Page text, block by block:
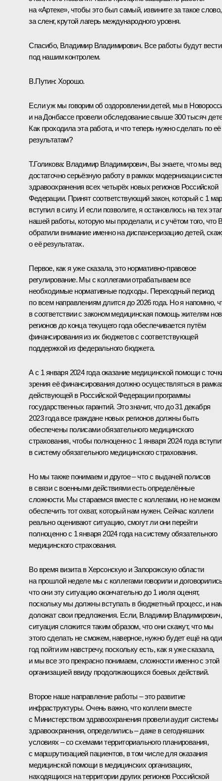
на «Артеке», чтобы это был самый, извините за такое слово,
за сленг, крутой лагерь международного уровня.
Спасибо, Владимир Владимирович. Все работы будут
под нашим контролем.
В.Путин: Хорошо.
Если уж мы говорим об оздоровлении детей, мы в
и на Донбассе провели обследование свыше 300 тысяч
Как проходила эта работа, и что теперь нужно сделать по её
результатам?
Т.Голикова: Владимир Владимирович, Вы знаете, что мы
достаточно серьёзную работу в рамках модернизации
здравоохранения всех четырёх новых регионов Российской
Федерации. Принят соответствующийзакон, который с 1
вступил в силу. И если позволите, я остановлюсь на тех
нашей работы, которую мы проделали, и с учётом того, что
обратили внимание именно на диспансеризацию детей,
о её результатах.
Первое, как я уже сказала, это нормативно-правовое
регулирование. Мы с коллегами отрабатываем все
необходимые нормативные подходы. Переходный период
по всем направлениям длится до 2026 года. Но я напомню,
в соответствии с законом медицинская помощь жителям
регионов до конца текущего года обеспечивается путём
финансирования из их бюджетов с соответствующей
поддержкой из федерального бюджета.
А с 1 января 2024 года оказание медицинской помощи с
зрения её финансирования должно осуществляться в
действующей в Российской Федерации программы
государственных гарантий. Это значит, что до 31 декабря
2023 года все граждане новых регионов должны быть
обеспечены полисами обязательного медицинского
страхования, чтобы полноценно с 1 января 2024 года
в систему обязательного медицинского страхования.
Но мы также понимаем и другое – что с выдачей полисов
в связи с военными действиями есть определённые
сложности. Мы стараемся вместе с коллегами, но не можем
обеспечить тот охват, который нам нужен. Сейчас коллеги
реально оценивают ситуацию, смогут ли они перейти
полноценно с 1 января 2024 года на систему обязательного
медицинского страхования.
Во время визита в Херсонскую и Запорожскую области
на прошлой неделе мы с коллегами говорили и
что они эту ситуацию окончательно до 1 июля оценят,
поскольку мы должны вступать в бюджетный процесс, и
доложат свои предложения. Если, Владимир Владимирович,
ситуация сложится таким образом, что они скажут, что мы
этого сделать не сможем, наверное, нужно будет ещё на
год пойти им навстречу, поскольку есть, как я уже сказала,
и мы все это прекрасно понимаем, сложности именно с этой
организацией ввиду продолжающихся боевых действий.
Второе наше направление работы – это развитие
инфраструктуры. Очень важно, что коллеги вместе
с Министерством здравоохранения провели аудит системы
здравоохранения, определились – даже в сегодняшних
условиях – со схемами территориального планирования,
с маршрутизацией пациентов, в том числе для оказания
медицинской помощи в медицинских организациях,
находящихся на территории других регионов Российской